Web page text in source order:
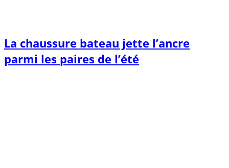
La chaussure bateau jette l’ancre
parmi les paires de l’été